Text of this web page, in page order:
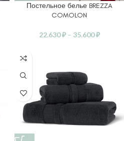
Постельное белье BREZZA
COMOLON
22.630₽ – 35.600₽